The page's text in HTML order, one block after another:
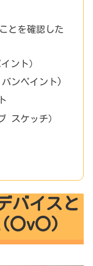
とを確認した
ント）
ンペイント)
スケッチ）
バイスと
(〇v〇)